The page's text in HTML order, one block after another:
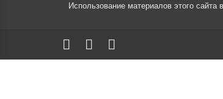
Использование материалов этого